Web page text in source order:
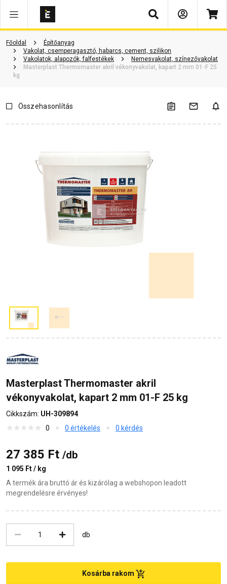
Keresés
Főoldal
Építőanyag
Vakolat, csemperagasztó, habarcs, cement, szilikon
Vakolatok, alapozók, falfestékek
Nemesvakolat, színezővakolat
Masterplast Thermomaster akril vékonyvakolat, kapart 2 mm 01-F 25
kg
Vásárlói vélemények Kérdések és válaszok Kapcsolódó cikkek
Összehasonlítás
Masterplast Thermomaster akril
vékonyvakolat, kapart 2 mm 01-F 25 kg
Cikkszám: UH-309894
0
0 értékelés 0 kérdés
27 385 Ft /db
1 095 Ft / kg
A termék ára bruttó ár és kizárólag a webshopon leadott
megrendelésre érvényes!
db
Kosárba rakom